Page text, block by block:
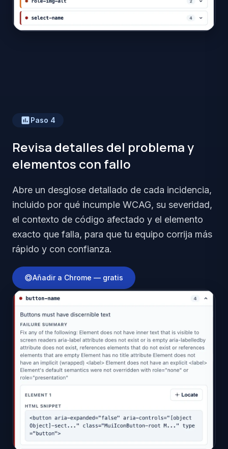
Paso 4
Revisa detalles del problema y
elementos con fallo
Abre un desglose detallado de cada incidencia,
incluido por qué incumple WCAG, su severidad,
el contexto de código afectado y el elemento
exacto que falla, para que tu equipo corrija más
rápido y con confianza.
Añadir a Chrome — gratis